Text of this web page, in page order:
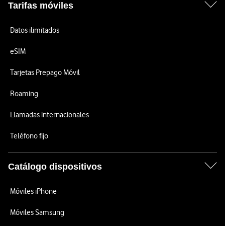
Tarifas móviles
Datos ilimitados
eSIM
Tarjetas Prepago Móvil
Roaming
Llamadas internacionales
Teléfono fijo
Catálogo dispositivos
Móviles iPhone
Móviles Samsung